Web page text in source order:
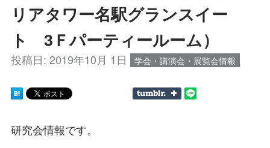
リアタワー名駅グランスイー
ト 3Ｆパーティールーム）
投稿日: 2019年10月 1日 学会・講演会・展覧会情報
研究会情報です。